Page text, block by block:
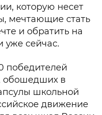
которую несет
мечтающие стать
и обратить на
уже сейчас.
победителей
обошедших в
школьной
движение